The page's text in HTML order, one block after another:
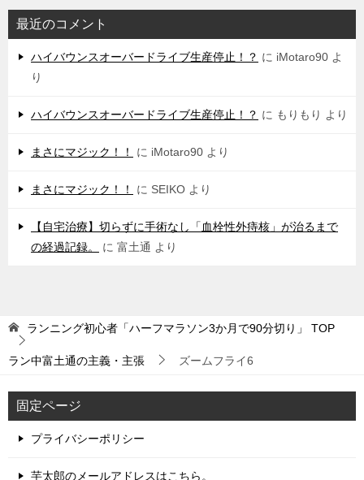
最近のコメント
ハイバウンスオーバードライブ生産停止！？ に iMotaro90 よ
り
ハイバウンスオーバードライブ生産停止！？ に もりもり より
まさにマジック！！ に iMotaro90 より
まさにマジック！！ に SEIKO より
【自宅治療】切らずに手術なし「血栓性外痔核」が治るまで
の経過記録。
に 富土通 より
ランニング初心者「ハーフマラソン3か月で90分切り」 TOP
ラン中富土通の主義・主張 ズームフライ6
固定ページ
プライバシーポリシー
芋太郎のメールアドレスはこちら。